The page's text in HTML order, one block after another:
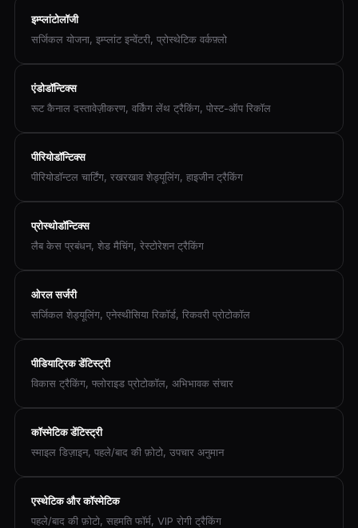
इम्प्लांटोलॉजी
सर्जिकल योजना, इम्प्लांट इन्वेंटरी, प्रोस्थेटिक वर्कफ़्लो
एंडोडॉन्टिक्स
रूट कैनाल दस्तावेज़ीकरण, वर्किंग लेंथ ट्रैकिंग, पोस्ट-ऑप रिकॉल
पीरियोडॉन्टिक्स
पीरियोडॉन्टल चार्टिंग, रखरखाव शेड्यूलिंग, हाइजीन ट्रैकिंग
प्रोस्थोडॉन्टिक्स
लैब केस प्रबंधन, शेड मैचिंग, रेस्टोरेशन ट्रैकिंग
ओरल सर्जरी
सर्जिकल शेड्यूलिंग, एनेस्थीसिया रिकॉर्ड, रिकवरी प्रोटोकॉल
पीडियाट्रिक डेंटिस्ट्री
विकास ट्रैकिंग, फ्लोराइड प्रोटोकॉल, अभिभावक संचार
कॉस्मेटिक डेंटिस्ट्री
स्माइल डिज़ाइन, पहले/बाद की फ़ोटो, उपचार अनुमान
एस्थेटिक और कॉस्मेटिक
पहले/बाद की फ़ोटो, सहमति फॉर्म, VIP रोगी ट्रैकिंग